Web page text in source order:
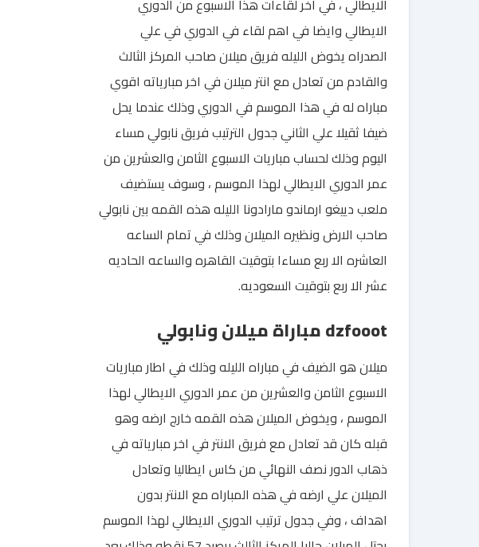
الايطالي وايضا في اهم لقاء في الدوري في علي
الصدراه يخوض الليله فريق ميلان صاحب المركز الثالث
والقادم من تعادل مع انتر ميلان في اخر مبارياته اقوي
مباراه له في هذا الموسم في الدوري وذلك عندما يحل
ضيفا ثقيلا علي الثاني جدول الترتيب فريق نابولي مساء
اليوم وذلك لحساب مباريات الاسبوع الثامن والعشرين من
عمر الدوري الايطالي لهذا الموسم ، وسوف يستضيف
ملعب دييغو ارماندو مارادونا الليله هذه القمه بين نابولي
صاحب الارض ونظيره الميلان وذلك في تمام الساعه
العاشره الا ربع مساءا بتوقيت القاهره والساعه الحاديه
عشر الا ربع بتوقيت السعوديه.
dzfooot مباراة ميلان ونابولي
ميلان هو الضيف في مباراه الليله وذلك في اطار مباريات
الاسبوع الثامن والعشرين من عمر الدوري الايطالي لهذا
الموسم ، ويخوض الميلان هذه القمه خارج ارضه وهو
قبله كان قد تعادل مع فريق الانتر في اخر مبارياته في
ذهاب الدور نصف النهائي من كاس ايطاليا وتعادل
الميلان علي ارضه في هذه المباراه مع الانتر بدون
اهداف ، وفي جدول ترتيب الدوري الايطالي لهذا الموسم